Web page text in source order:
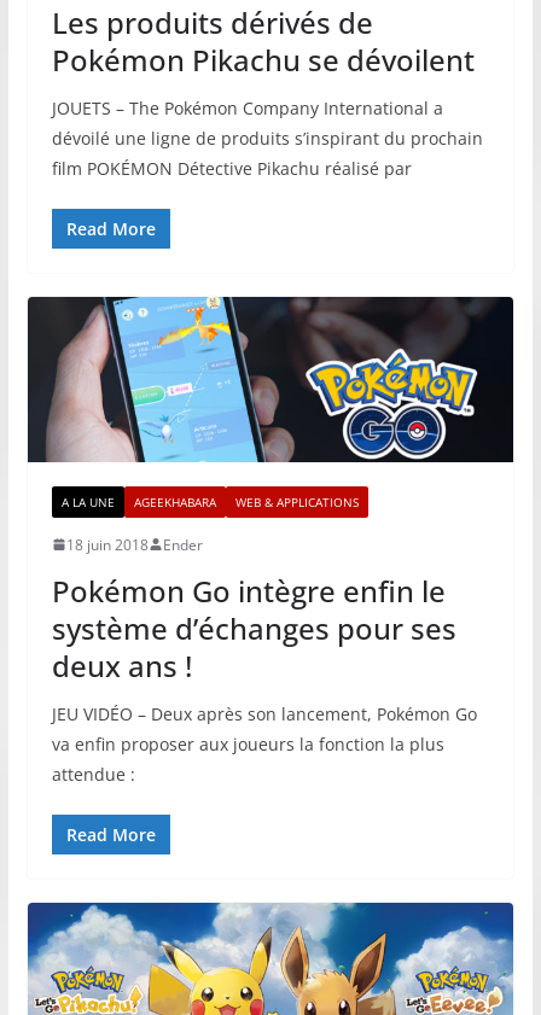
Les produits dérivés de
Pokémon Pikachu se dévoilent
JOUETS – The Pokémon Company International a
dévoilé une ligne de produits s’inspirant du prochain
film POKÉMON Détective Pikachu réalisé par
Read More
A LA UNE AGEEKHABARA WEB & APPLICATIONS
18 juin 2018 Ender
Pokémon Go intègre enfin le
système d’échanges pour ses
deux ans !
JEU VIDÉO – Deux après son lancement, Pokémon Go
va enfin proposer aux joueurs la fonction la plus
attendue :
Read More